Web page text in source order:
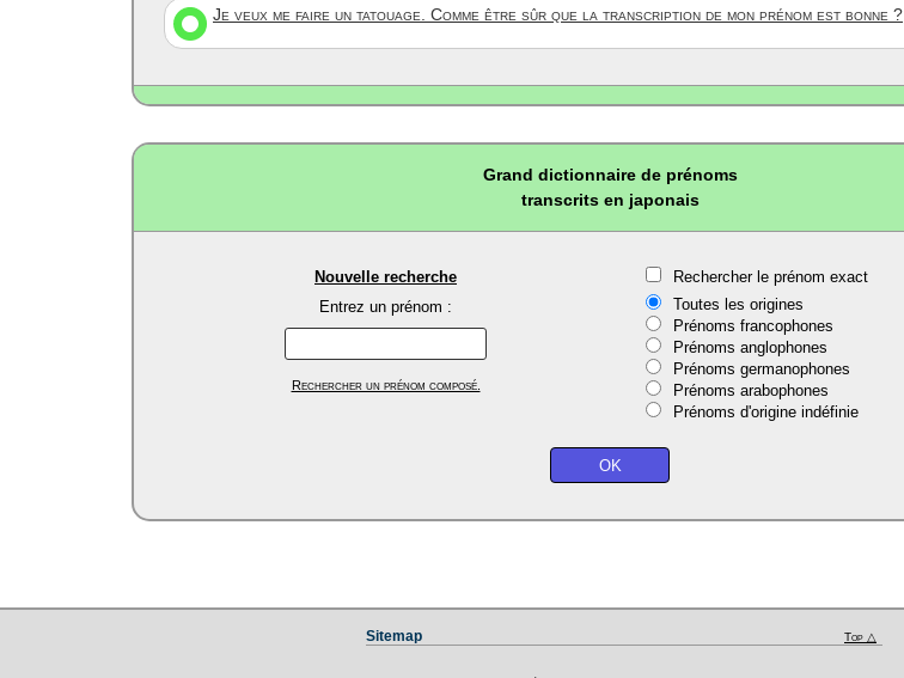
Je veux me faire un tatouage. Comme être sûr que la transcription de mon prénom est bonne ?
Grand dictionnaire de prénoms
transcrits en japonais
Nouvelle recherche
Entrez un prénom :
Rechercher un prénom composé.
Rechercher le prénom exact
Toutes les origines
Prénoms francophones
Prénoms anglophones
Prénoms germanophones
Prénoms arabophones
Prénoms d'origine indéfinie
Sitemap Top △